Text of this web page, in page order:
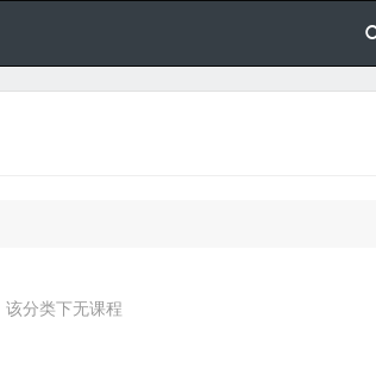
该分类下无课程